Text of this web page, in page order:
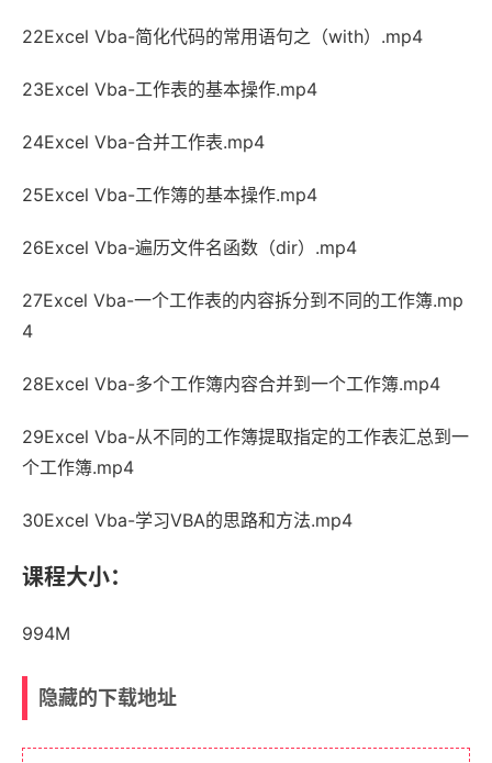
22Excel Vba-简化代码的常用语句之（with）.mp4
23Excel Vba-工作表的基本操作.mp4
24Excel Vba-合并工作表.mp4
25Excel Vba-工作簿的基本操作.mp4
26Excel Vba-遍历文件名函数（dir）.mp4
27Excel Vba-一个工作表的内容拆分到不同的工作簿.mp
4
28Excel Vba-多个工作簿内容合并到一个工作簿.mp4
29Excel Vba-从不同的工作簿提取指定的工作表汇总到一
个工作簿.mp4
30Excel Vba-学习VBA的思路和方法.mp4
课程大小：
994M
隐藏的下载地址